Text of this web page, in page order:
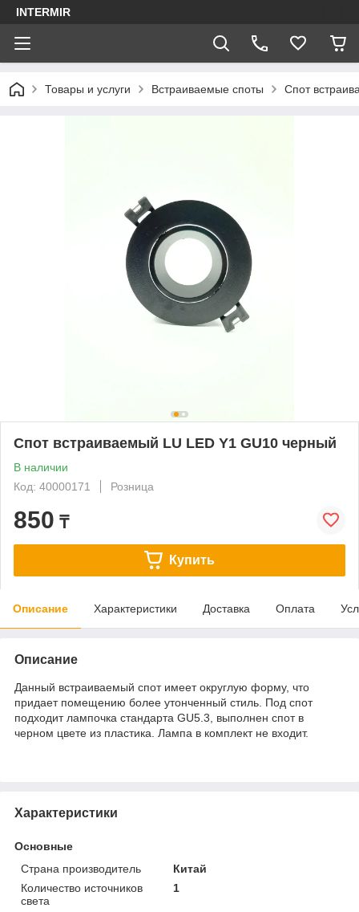
INTERMIR
Товары и услуги Встраиваемые споты Спот
Спот встраиваемый LU LED Y1 GU10 черный
В наличии
Код: 40000171
Розница
850 ₸
Купить
Описание Характеристики Доставка Оплата
Описание
Данный встраиваемый спот имеет округлую форму, что
придает помещению более утонченный стиль. Под спот
подходит лампочка стандарта GU5.3, выполнен спот в
черном цвете из пластика. Лампа в комплект не входит.
Характеристики
Основные
Страна производитель
Китай
Количество источников
света
1